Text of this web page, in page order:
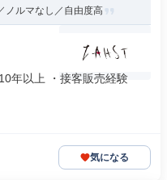
ノルマなし／自由度高
年以上 ・接客販売経験
気になる